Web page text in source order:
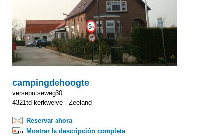
campingdehoogte
verseputseweg30
4321td kerkwerve - Zeeland
Reservar ahora
Mostrar la descripción completa